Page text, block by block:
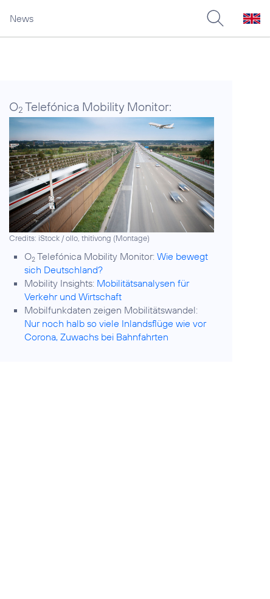
News
O2 Telefónica Mobility Monitor:
Credits: iStock / ollo, thitivong (Montage)
O2 Telefónica Mobility Monitor:Wie bewegt
sich Deutschland?
Mobility Insights: Mobilitätsanalysen für
Verkehr und Wirtschaft
Mobilfunkdaten zeigen Mobilitätswandel:
Nur noch halb so viele Inlandsflüge wie vor
Corona, Zuwachs bei Bahnfahrten